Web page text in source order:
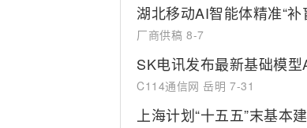
湖北移动AI智能体精准“
厂商供稿 8-7
SK电讯发布最新基础模
C114通信网 岳明 7-31
上海计划“十五五”末基本